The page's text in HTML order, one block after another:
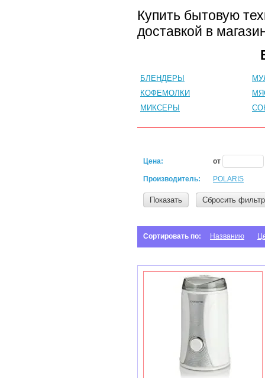
Купить бытовую
доставкой в
БЛЕНДЕРЫ
КОФЕМОЛКИ
МИКСЕРЫ
Цена: от
Производитель: POLARIS
Показать Сбросить фильтр
Сортировать по: Названию